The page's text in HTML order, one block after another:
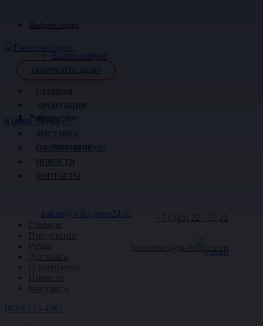
Екатеринбург
8 (800)350 68 65
Выбрать город:
Екатеринбург
zakaz@wiki-prom24.ru
РЕЗКА
ДОСТАВКА
О КОМПАНИИ
Резка
(800) 123-4567